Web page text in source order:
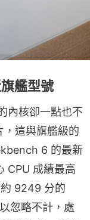
艦型號
內核卻一點也不
，這與旗艦級的
6 的最新
CPU 成績最高
9249 分的
忽略不計，處